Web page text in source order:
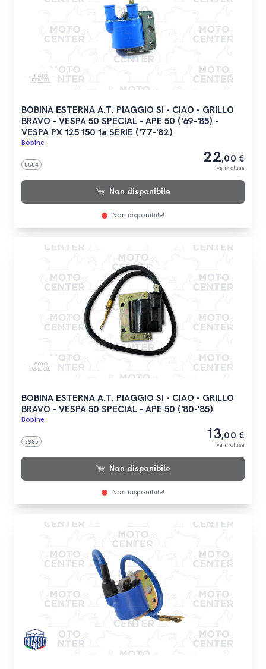
BOBINA ESTERNA A.T. PIAGGIO SI - CIAO - GRILLO
BRAVO - VESPA 50 SPECIAL - APE 50 ('69-'85) -
VESPA PX 125 150 1a SERIE ('77-'82)
Bobine
6664 22,00 €
iva inclusa
Non disponibile
Non disponibile!
BOBINA ESTERNA A.T. PIAGGIO SI - CIAO - GRILLO
BRAVO - VESPA 50 SPECIAL - APE 50 ('80-'85)
Bobine
3985 13,00 €
iva inclusa
Non disponibile
Non disponibile!